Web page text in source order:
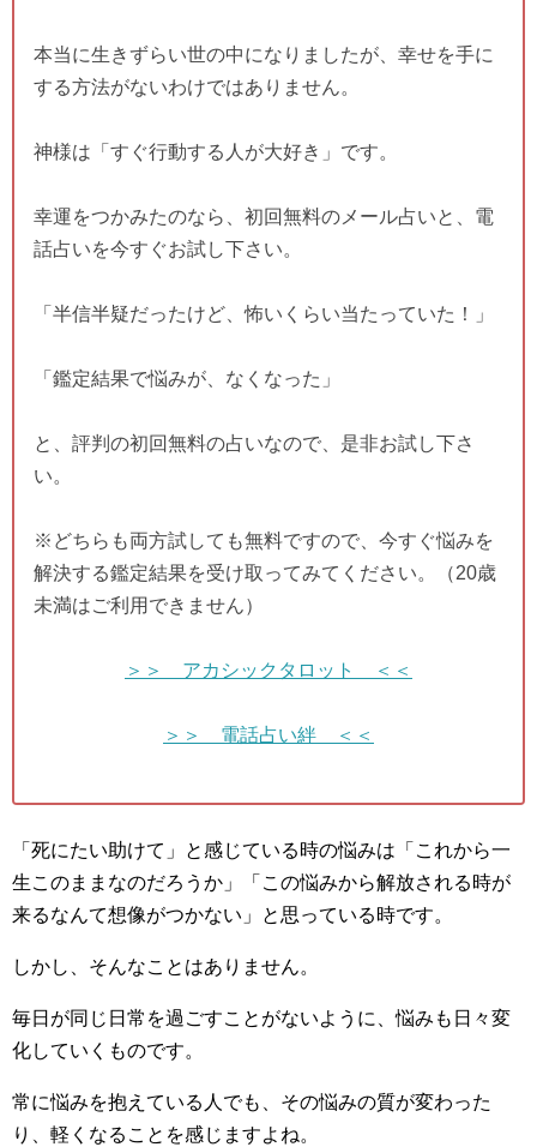
本当に生きずらい世の中になりましたが、幸せを手に
する方法がないわけではありません。
神様は「すぐ行動する人が大好き」です。
幸運をつかみたのなら、初回無料のメール占いと、電
話占いを今すぐお試し下さい。
「半信半疑だったけど、怖いくらい当たっていた！」
「鑑定結果で悩みが、なくなった」
と、評判の初回無料の占いなので、是非お試し下さ
い。
※どちらも両方試しても無料ですので、今すぐ悩みを
解決する鑑定結果を受け取ってみてください。（20歳
未満はご利用できません）
＞＞ アカシックタロット ＜＜
＞＞ 電話占い絆 ＜＜
「死にたい助けて」と感じている時の悩みは「これから一
生このままなのだろうか」「この悩みから解放される時が
来るなんて想像がつかない」と思っている時です。
しかし、そんなことはありません。
毎日が同じ日常を過ごすことがないように、悩みも日々変
化していくものです。
常に悩みを抱えている人でも、その悩みの質が変わった
り、軽くなることを感じますよね。